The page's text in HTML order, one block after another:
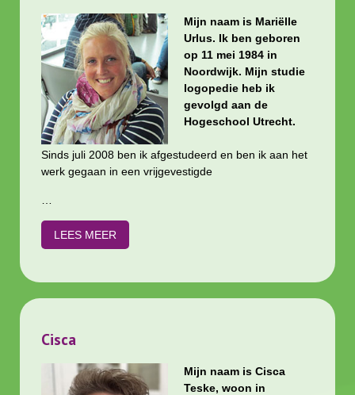
Mijn naam is Mariëlle
Urlus. Ik ben geboren
op 11 mei 1984 in
Noordwijk. Mijn studie
logopedie heb ik
gevolgd aan de
Hogeschool Utrecht.
Sinds juli 2008 ben ik afgestudeerd en ben ik aan het
werk gegaan in een vrijgevestigde
LEES MEER
Cisca
Mijn naam is Cisca
Teske, woon in